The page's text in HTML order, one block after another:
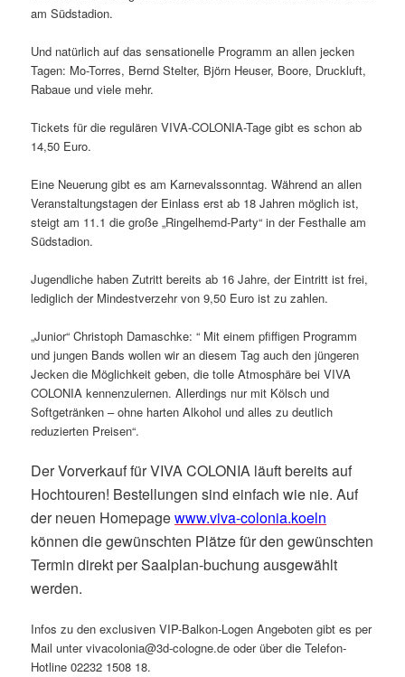
am Südstadion.
Und natürlich auf das sensationelle Programm an allen jecken
Tagen: Mo-Torres, Bernd Stelter, Björn Heuser, Boore, Druckluft,
Rabaue und viele mehr.
Tickets für die regulären VIVA-COLONIA-Tage gibt es schon ab
14,50 Euro.
Eine Neuerung gibt es am Karnevalssonntag. Während an allen
Veranstaltungstagen der Einlass erst ab 18 Jahren möglich ist,
steigt am 11.1 die große „Ringelhemd-Party“ in der Festhalle am
Südstadion.
Jugendliche haben Zutritt bereits ab 16 Jahre, der Eintritt ist frei,
lediglich der Mindestverzehr von 9,50 Euro ist zu zahlen.
„Junior“ Christoph Damaschke: “ Mit einem pfiffigen Programm
und jungen Bands wollen wir an diesem Tag auch den jüngeren
Jecken die Möglichkeit geben, die tolle Atmosphäre bei VIVA
COLONIA kennenzulernen. Allerdings nur mit Kölsch und
Softgetränken – ohne harten Alkohol und alles zu deutlich
reduzierten Preisen“.
Der Vorverkauf für VIVA COLONIA läuft bereits auf
Hochtouren! Bestellungen sind einfach wie nie. Auf
der neuen Homepagewww.viva-colonia.koeln
können die gewünschten Plätze für den gewünschten
Termin direkt per Saalplan-buchung ausgewählt
werden.
Infos zu den exclusiven VIP-Balkon-Logen Angeboten gibt es per
Mail unter vivacolonia@3d-cologne.de oder über die Telefon-
Hotline 02232 1508 18.